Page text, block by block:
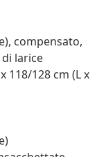
compensato,
larice
118/128 cm (L x